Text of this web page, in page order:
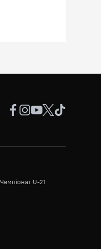
Чемпіонат U-21